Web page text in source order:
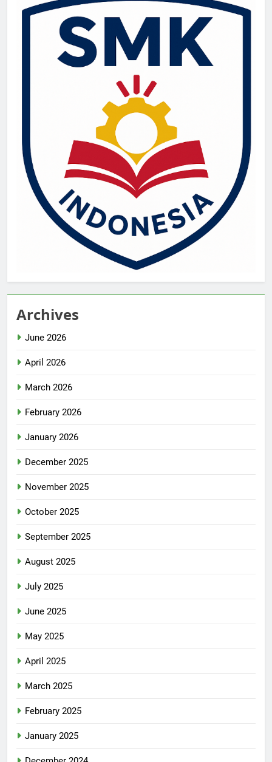
Archives
June 2026
April 2026
March 2026
February 2026
January 2026
December 2025
November 2025
October 2025
September 2025
August 2025
July 2025
June 2025
May 2025
April 2025
March 2025
February 2025
January 2025